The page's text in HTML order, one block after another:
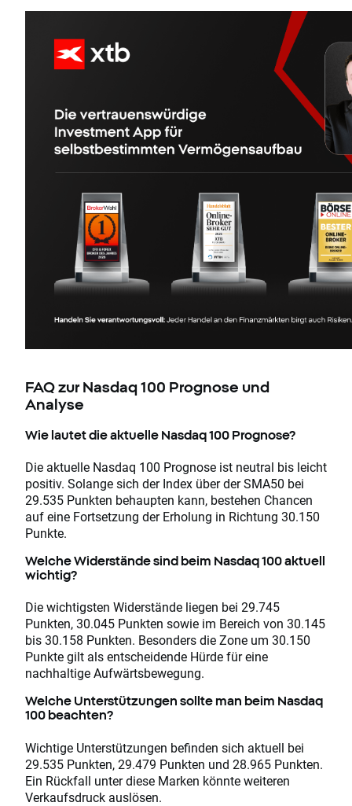
FAQ zur Nasdaq 100 Prognose und
Analyse
Wie lautet die aktuelle Nasdaq 100 Prognose?
Die aktuelle Nasdaq 100 Prognose ist neutral bis leicht
positiv. Solange sich der Index über der SMA50 bei
29.535 Punkten behaupten kann, bestehen Chancen
auf eine Fortsetzung der Erholung in Richtung 30.150
Punkte.
Welche Widerstände sind beim Nasdaq 100 aktuell
wichtig?
Die wichtigsten Widerstände liegen bei 29.745
Punkten, 30.045 Punkten sowie im Bereich von 30.145
bis 30.158 Punkten. Besonders die Zone um 30.150
Punkte gilt als entscheidende Hürde für eine
nachhaltige Aufwärtsbewegung.
Welche Unterstützungen sollte man beim Nasdaq
100 beachten?
Wichtige Unterstützungen befinden sich aktuell bei
29.535 Punkten, 29.479 Punkten und 28.965 Punkten.
Ein Rückfall unter diese Marken könnte weiteren
Verkaufsdruck auslösen.